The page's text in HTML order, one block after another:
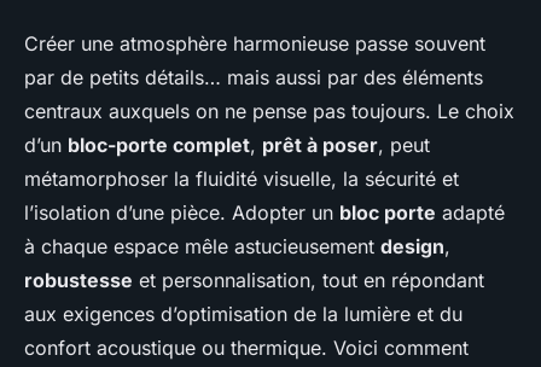
Créer une atmosphère harmonieuse passe souvent
par de petits détails… mais aussi par des éléments
centraux auxquels on ne pense pas toujours. Le choix
d’un bloc-porte complet, prêt à poser, peut
métamorphoser la fluidité visuelle, la sécurité et
l’isolation d’une pièce. Adopter un bloc porte adapté
à chaque espace mêle astucieusement design,
robustesse et personnalisation, tout en répondant
aux exigences d’optimisation de la lumière et du
confort acoustique ou thermique. Voici comment